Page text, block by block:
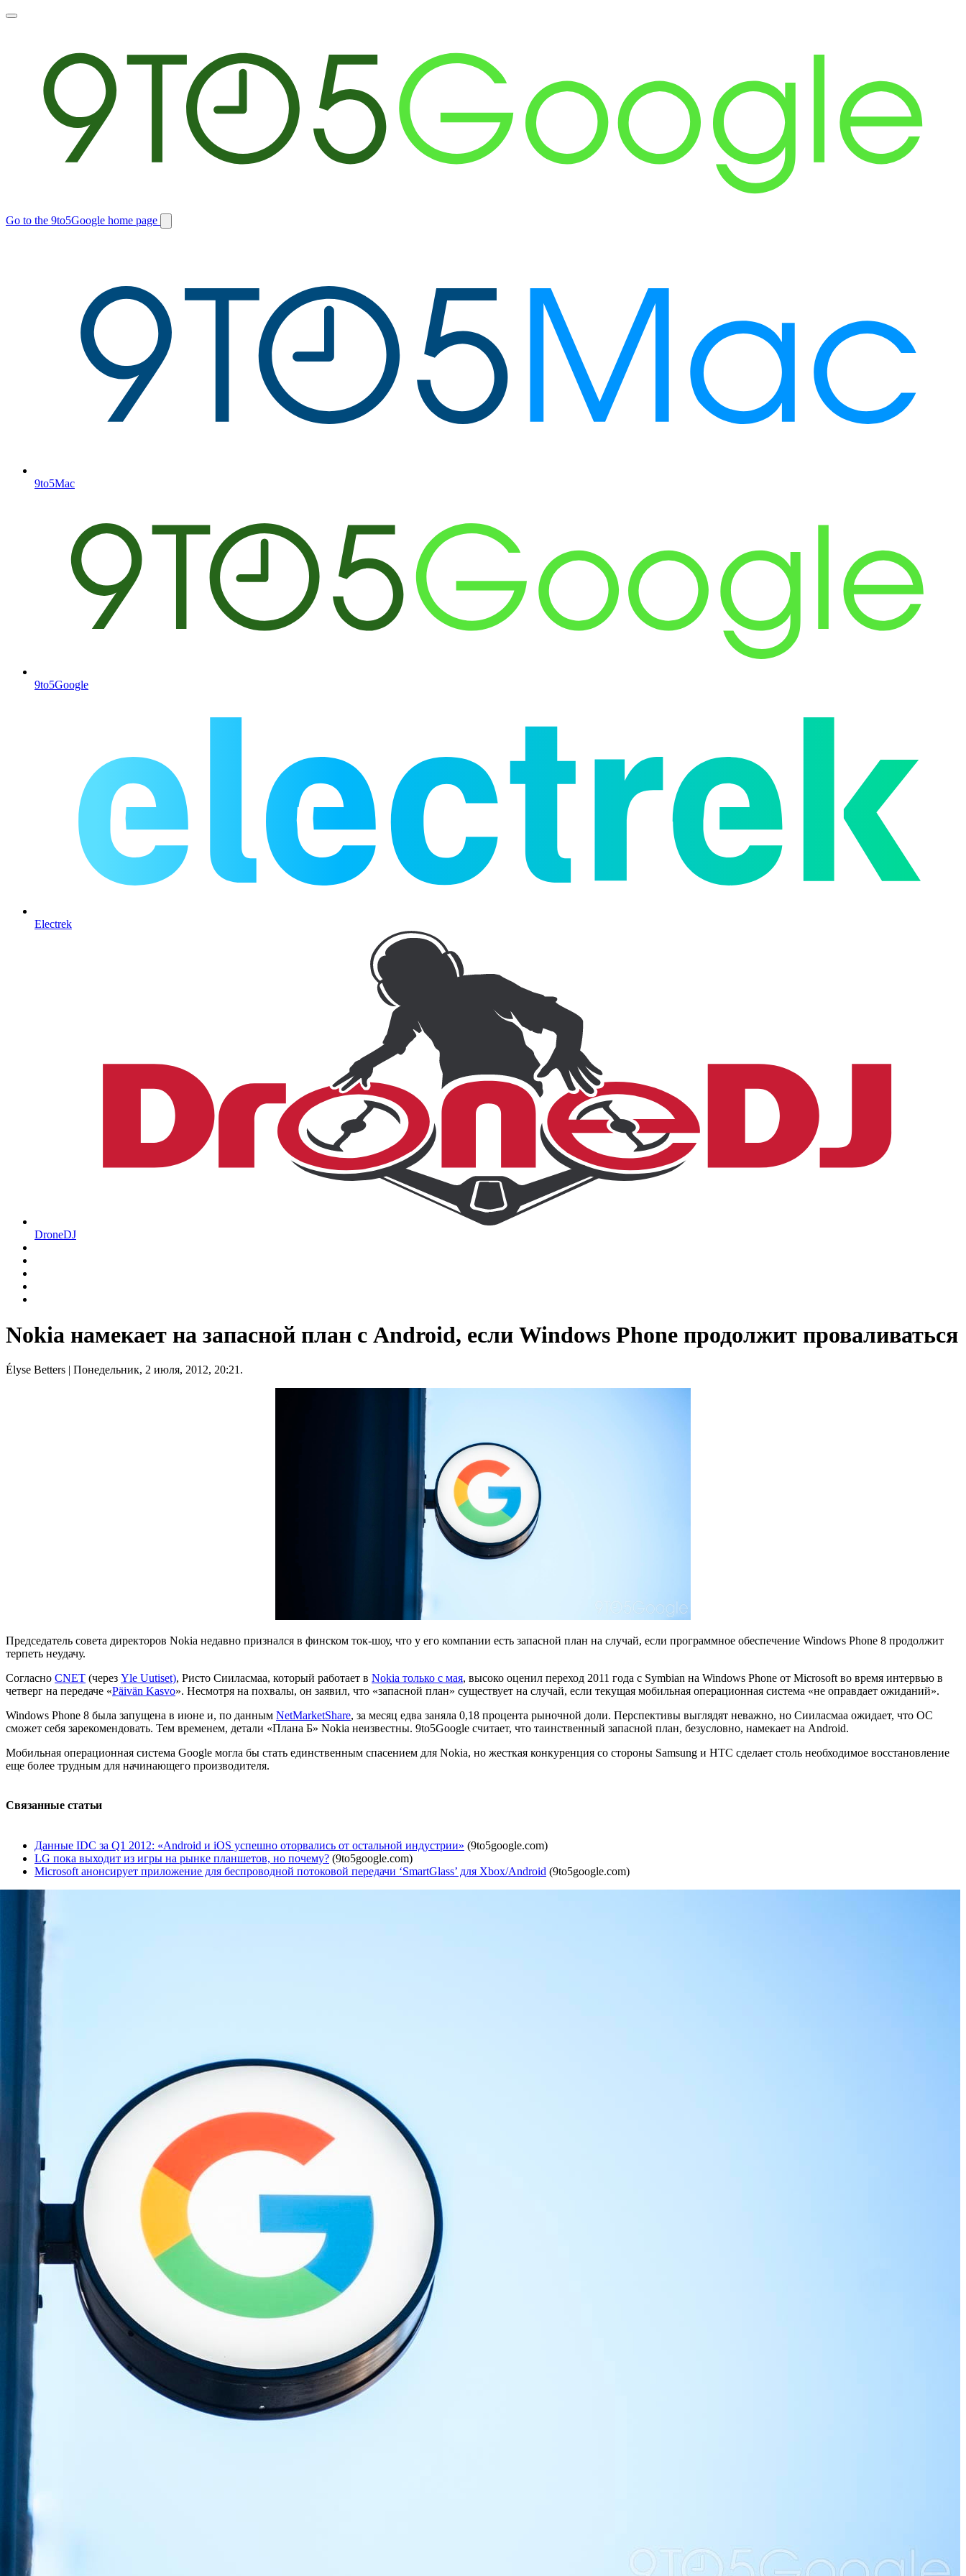
Toggle
Go to the 9to5Google home page
Switch
9to5Mac
9to5Google
Electrek
DroneDJ
Nokia намекает на запасной план с Android, если Windows Phone продолжит проваливаться
Élyse Betters | Понедельник, 2 июля, 2012, 20:21.
Председатель совета директоров Nokia недавно признался в финском ток-шоу, что у его компании есть запасной план на случай, если программное обеспечение Windows Phone 8 продолжит
терпеть неудачу.
Согласно CNET (через Yle Uutiset), Ристо Сииласмаа, который работает в Nokia только с мая, высоко оценил переход 2011 года с Symbian на Windows Phone от Microsoft во время интервью в
четверг на передаче «Päivän Kasvo». Несмотря на похвалы, он заявил, что «запасной план» существует на случай, если текущая мобильная операционная система «не оправдает ожиданий».
Windows Phone 8 была запущена в июне и, по данным NetMarketShare, за месяц едва заняла 0,18 процента рыночной доли. Перспективы выглядят неважно, но Сииласмаа ожидает, что ОС
сможет себя зарекомендовать. Тем временем, детали «Плана Б» Nokia неизвестны. 9to5Google считает, что таинственный запасной план, безусловно, намекает на Android.
Мобильная операционная система Google могла бы стать единственным спасением для Nokia, но жесткая конкуренция со стороны Samsung и HTC сделает столь необходимое восстановление
еще более трудным для начинающего производителя.
Связанные статьи
Данные IDC за Q1 2012: «Android и iOS успешно оторвались от остальной индустрии» (9to5google.com)
LG пока выходит из игры на рынке планшетов, но почему? (9to5google.com)
Microsoft анонсирует приложение для беспроводной потоковой передачи ‘SmartGlass’ для Xbox/Android (9to5google.com)